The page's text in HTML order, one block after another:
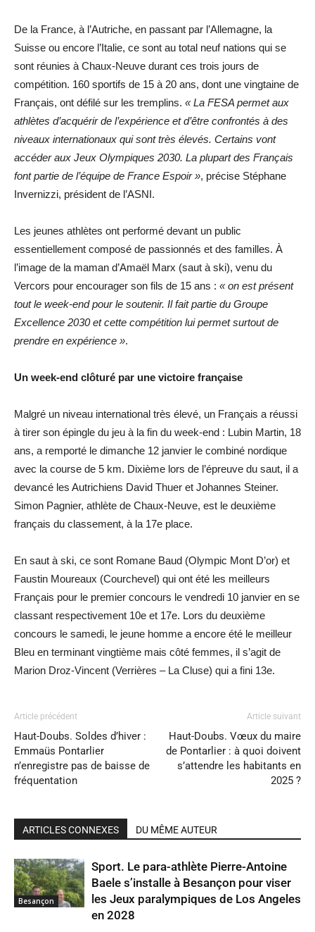
De la France, à l’Autriche, en passant par l’Allemagne, la
Suisse ou encore l’Italie, ce sont au total neuf nations qui se
sont réunies à Chaux-Neuve durant ces trois jours de
compétition. 160 sportifs de 15 à 20 ans, dont une vingtaine de
Français, ont défilé sur les tremplins. « La FESA permet aux
athlètes d’acquérir de l’expérience et d’être confrontés à des
niveaux internationaux qui sont très élevés. Certains vont
accéder aux Jeux Olympiques 2030. La plupart des Français
font partie de l’équipe de France Espoir », précise Stéphane
Invernizzi, président de l’ASNI.
Les jeunes athlètes ont performé devant un public
essentiellement composé de passionnés et des familles. À
l’image de la maman d’Amaël Marx (saut à ski), venu du
Vercors pour encourager son fils de 15 ans : « on est présent
tout le week-end pour le soutenir. Il fait partie du Groupe
Excellence 2030 et cette compétition lui permet surtout de
prendre en expérience ».
Un week-end clôturé par une victoire française
Malgré un niveau international très élevé, un Français a réussi
à tirer son épingle du jeu à la fin du week-end : Lubin Martin, 18
ans, a remporté le dimanche 12 janvier le combiné nordique
avec la course de 5 km. Dixième lors de l’épreuve du saut, il a
devancé les Autrichiens David Thuer et Johannes Steiner.
Simon Pagnier, athlète de Chaux-Neuve, est le deuxième
français du classement, à la 17e place.
En saut à ski, ce sont Romane Baud (Olympic Mont D’or) et
Faustin Moureaux (Courchevel) qui ont été les meilleurs
Français pour le premier concours le vendredi 10 janvier en se
classant respectivement 10e et 17e. Lors du deuxième
concours le samedi, le jeune homme a encore été le meilleur
Bleu en terminant vingtième mais côté femmes, il s’agit de
Marion Droz-Vincent (Verrières – La Cluse) qui a fini 13e.
Article précédent
Haut-Doubs. Soldes d’hiver :
Emmaüs Pontarlier
n’enregistre pas de baisse de
fréquentation
Article suivant
Haut-Doubs. Vœux du maire
de Pontarlier : à quoi doivent
s’attendre les habitants en
2025 ?
ARTICLES CONNEXES DU MÊME AUTEUR
Besançon
Sport. Le para-athlète Pierre-Antoine
Baele s’installe à Besançon pour viser
les Jeux paralympiques de Los Angeles
en 2028